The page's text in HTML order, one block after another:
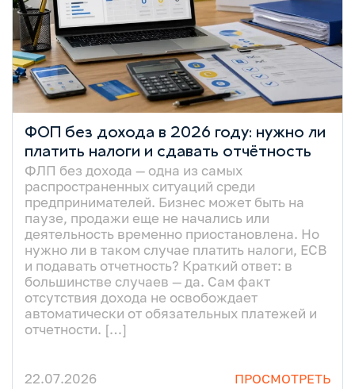
ФОП без дохода в 2026 году: нужно ли
платить налоги и сдавать отчётность
ФЛП без дохода — одна из самых
распространенных ситуаций среди
предпринимателей. Бизнес может быть на
паузе, продажи еще не начались или
деятельность временно приостановлена. Но
нужно ли в таком случае платить налоги, ЕСВ
и подавать отчетность? Краткий ответ: в
большинстве случаев — да. Сам факт
отсутствия дохода не освобождает
автоматически от обязательных платежей и
отчетности. […]
22.07.2026 ПРОСМОТРЕТЬ